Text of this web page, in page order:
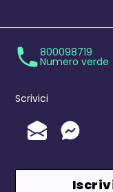
800098719
Numero verde
Scrivici
Invia